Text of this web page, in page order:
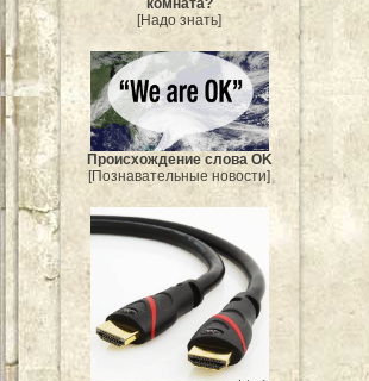
комната?
[Надо знать]
Происхождение слова OK
[Познавательные новости]